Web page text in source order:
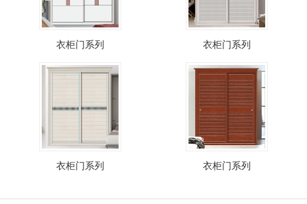
衣柜门系列 衣柜门系列
衣柜门系列 衣柜门系列